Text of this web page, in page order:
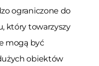
ograniczone do
który towarzyszy
mogą być
obiektów